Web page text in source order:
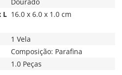
L 16.0 x 6.0 x 1.0 cm
1 Vela
Composição: Parafina
1.0 Peças